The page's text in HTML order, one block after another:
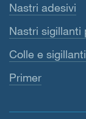
Nastri adesivi
Nastri sigillanti
Colle e sigillanti
Primer